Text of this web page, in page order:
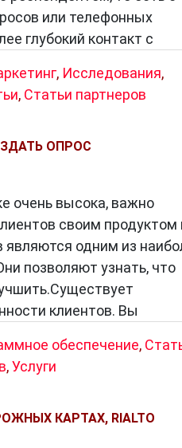
или телефонных
глубокий контакт с
, Исследования,
, Статьи партнеров
ОПРОС
очень высока, важно
своим продуктом
являются одним из
позволяют узнать, что
клиентов. Вы
обеспечение,
,Услуги
КАРТАХ, RIALTO